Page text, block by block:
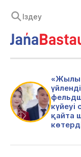
«Жылы
күйеуі
қайта